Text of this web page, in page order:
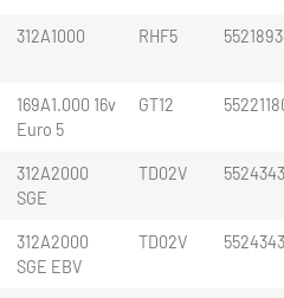
312A1000 RHF5
169A1.000 16v
Euro 5
GT12
312A2000
SGE
TD02V
312A2000
SGE EBV
TD02V